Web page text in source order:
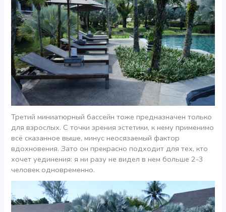
Третий миниатюрный бассейн тоже предназначен только
для взрослых. С точки зрения эстетики, к нему применимо
всё сказанное выше, минус неосязаемый фактор
вдохновения. Зато он прекрасно подходит для тех, кто
хочет уединения: я ни разу не видел в нем больше 2-3
человек одновременно.